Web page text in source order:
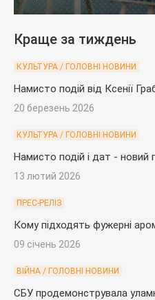
загинув на війні
Краще за тиждень
КУЛЬТУРА / ГОЛОВНІ НОВИНИ
Намисто подій від Ксенії
20 березень 2026
КУЛЬТУРА / ГОЛОВНІ НОВИНИ
Намисто подій і дат - новий
13 лютий 2026
ПРЕС-РЕЛІЗ
Кому підходять фужерні
09 січень 2026
ВІЙНА / ГОЛОВНІ НОВИНИ
СБУ продемонструвала